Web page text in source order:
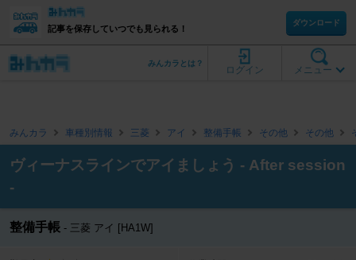
記事を保存していつでも見られる！
ダウンロード
メニュー
ログイン
みんカラとは？
みんカラ 車種別情報 三菱 アイ 整備手帳 その他 その他
ヴィーナスラインでアイましょう - After session
-
整備手帳 三菱 アイ [HA1W]